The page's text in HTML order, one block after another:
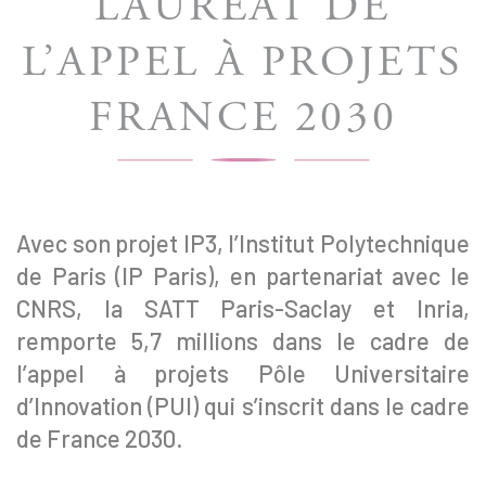
L’APPEL À PROJETS
FRANCE 2030
Avec son projet IP3, l’Institut Polytechnique
de Paris (IP Paris), en partenariat avec le
CNRS, la SATT Paris-Saclay et Inria,
remporte 5,7 millions dans le cadre de
l’appel à projets Pôle Universitaire
d’Innovation (PUI) qui s’inscrit dans le cadre
de France 2030.